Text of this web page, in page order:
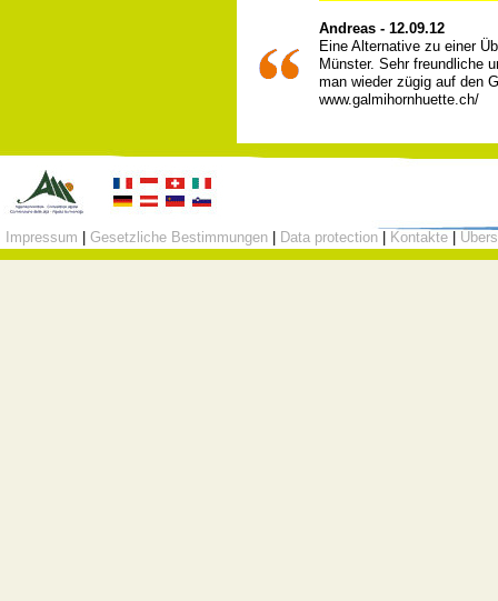
Andreas - 12.09.12
Eine Alternative zu einer
Münster. Sehr freundliche
man wieder zügig auf den
www.galmihornhuette.ch/
Impressum Gesetzliche Bestimmungen Data protection Kontakte